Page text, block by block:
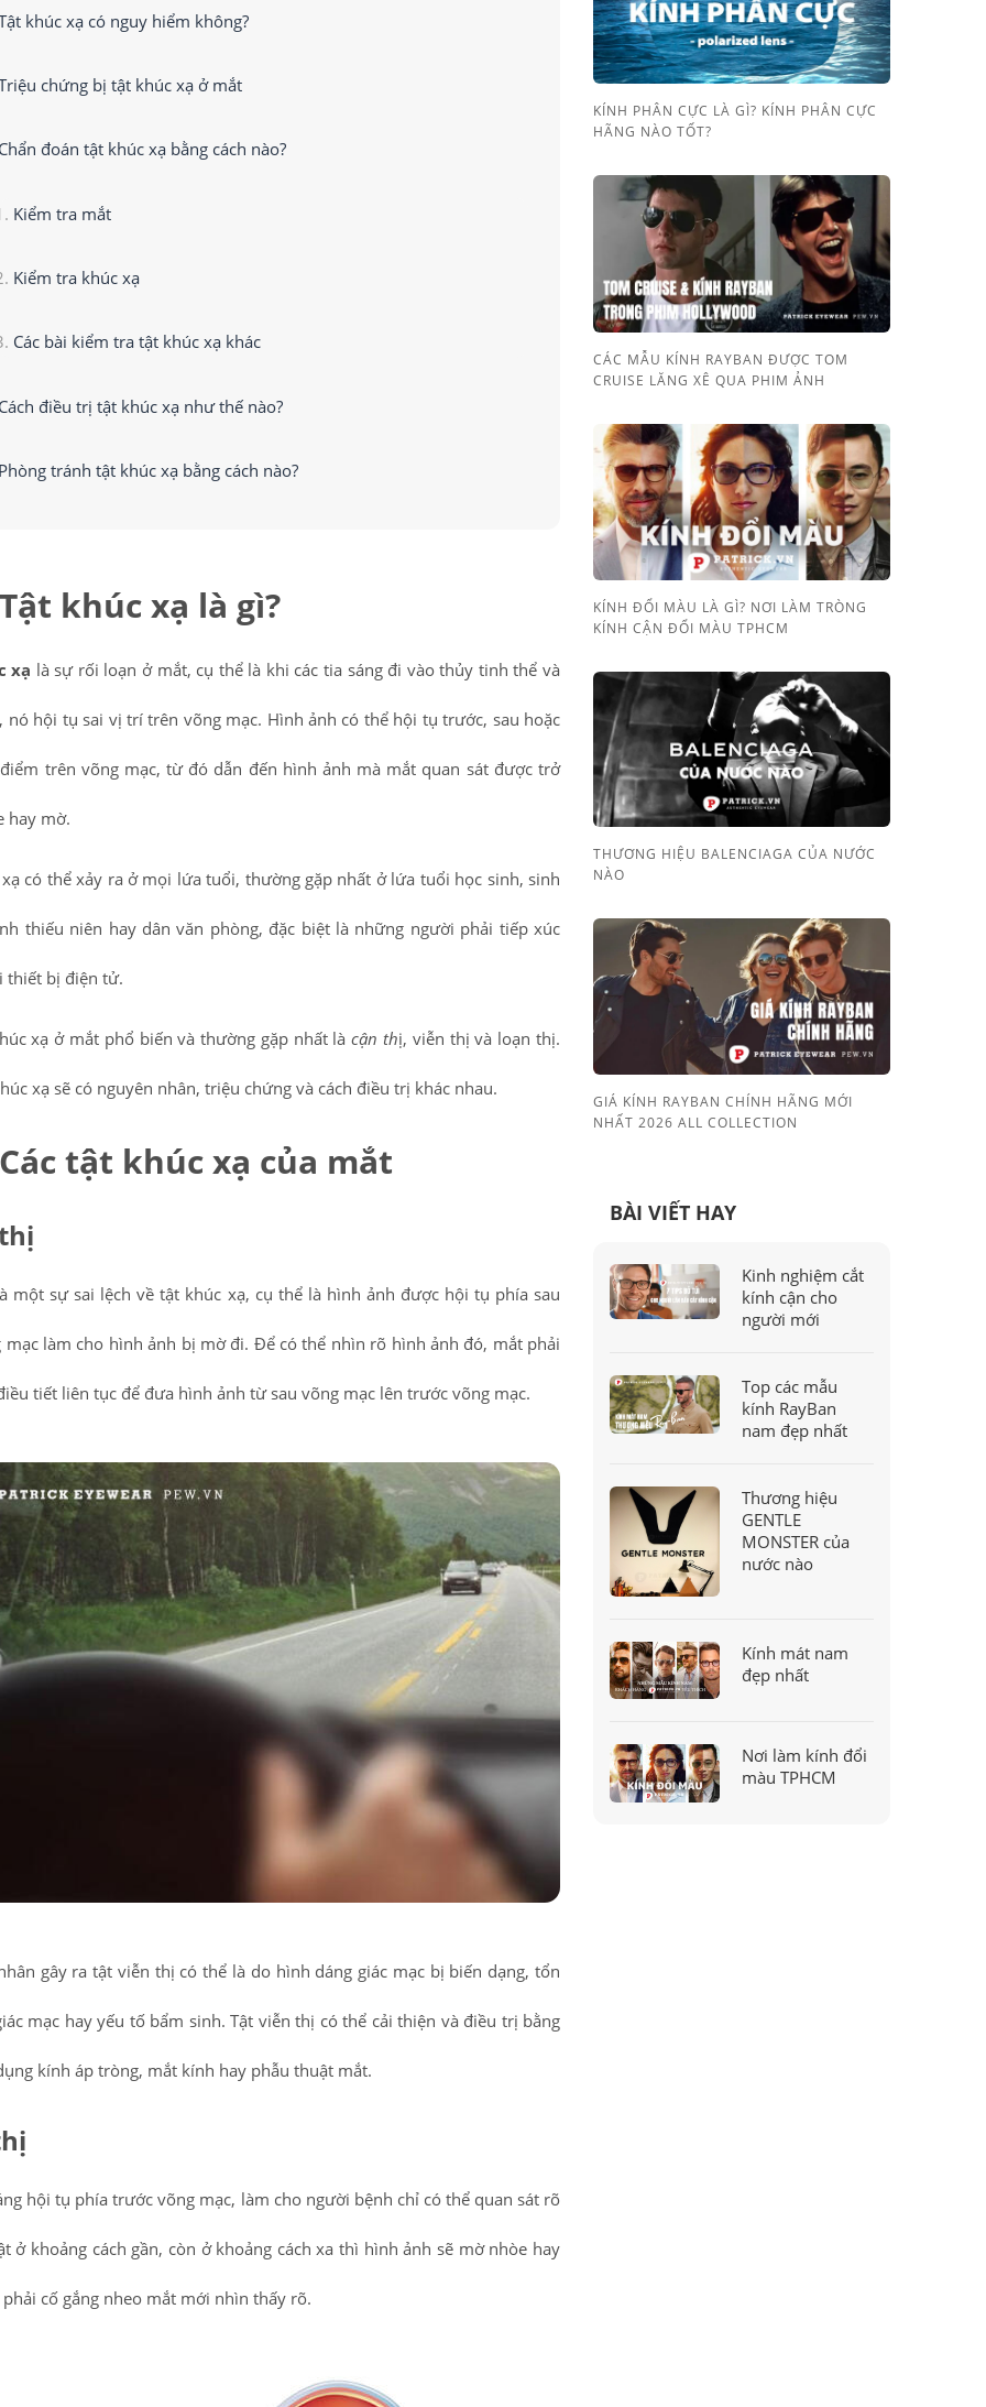
khúc xạ có nguy hiểm không?
chứng bị tật khúc xạ ở mắt
đoán tật khúc xạ bằng cách nào?
Kiểm tra mắt
Kiểm tra khúc xạ
Các bài kiểm tra tật khúc xạ khác
điều trị tật khúc xạ như thế nào?
tránh tật khúc xạ bằng cách nào?
Tật khúc xạ là gì?
xạ là sự rối loạn ở mắt, cụ thể là khi các tia sáng đi vào thủy tinh thể và
nó hội tụ sai vị trí trên võng mạc. Hình ảnh có thể hội tụ trước, sau hoặc
trên võng mạc, từ đó dẫn đến hình ảnh mà mắt quan sát được trở
hay mờ.
có thể xảy ra ở mọi lứa tuổi, thường gặp nhất ở lứa tuổi học sinh, sinh
thiếu niên hay dân văn phòng, đặc biệt là những người phải tiếp xúc
thiết bị điện tử.
xạ ở mắt phổ biến và thường gặp nhất làcận thị, viễn thị và loạn thị.
xạ sẽ có nguyên nhân, triệu chứng và cách điều trị khác nhau.
Các tật khúc xạ của mắt
một sự sai lệch về tật khúc xạ, cụ thể là hình ảnh được hội tụ phía sau
mạc làm cho hình ảnh bị mờ đi. Để có thể nhìn rõ hình ảnh đó, mắt phải
tiết liên tục để đưa hình ảnh từ sau võng mạc lên trước võng mạc.
gây ra tật viễn thị có thể là do hình dáng giác mạc bị biến dạng, tổn
mạc hay yếu tố bẩm sinh. Tật viễn thị có thể cải thiện và điều trị bằng
kính áp tròng, mắt kính hay phẫu thuật mắt.
hội tụ phía trước võng mạc, làm cho người bệnh chỉ có thể quan sát rõ
ở khoảng cách gần, còn ở khoảng cách xa thì hình ảnh sẽ mờ nhòe hay
cố gắng nheo mắt mới nhìn thấy rõ.
KÍNH PHÂN CỰC LÀ GÌ? KÍNH PHÂN CỰC
HÃNG NÀO TỐT?
CÁC MẪU KÍNH RAYBAN ĐƯỢC TOM
CRUISE LĂNG XÊ QUA PHIM ẢNH
KÍNH ĐỔI MÀU LÀ GÌ? NƠI LÀM TRÒNG
KÍNH CẬN ĐỔI MÀU TPHCM
THƯƠNG HIỆU BALENCIAGA CỦA NƯỚC
NÀO
GIÁ KÍNH RAYBAN CHÍNH HÃNG MỚI
NHẤT 2026 ALL COLLECTION
BÀI VIẾT HAY
Kinh nghiệm cắt
kính cận cho
người mới
Top các mẫu
kính RayBan
nam đẹp nhất
Thương hiệu
GENTLE
MONSTER của
nước nào
Kính mát nam
đẹp nhất
Nơi làm kính đổi
màu TPHCM